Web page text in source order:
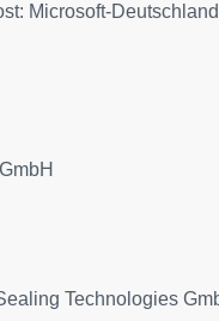
Microsoft-
Technologies